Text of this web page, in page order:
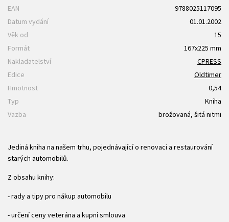
EAN
9788025117095
Datum vydání
01.01.2002
Věk od
15
Formát
167x225 mm
Nakladatelství
CPRESS
Edice
Oldtimer
Hmotnost
0,54
Typ
Kniha
Vazba
brožovaná, šitá nitmi
Jediná kniha na našem trhu, pojednávající o renovaci a restaurování
starých automobilů.
Z obsahu knihy:
- rady a tipy pro nákup automobilu
- určení ceny veterána a kupní smlouva